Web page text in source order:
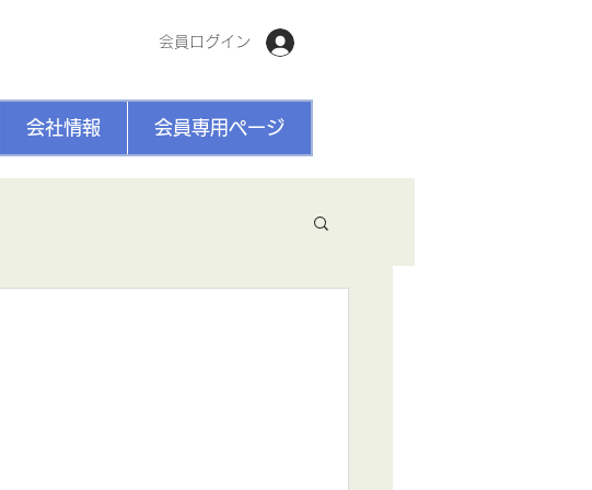
会員ログイン
会社情報 会員専用ページ